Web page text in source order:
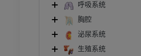
呼吸系统
胸腔
泌尿系统
生殖系统